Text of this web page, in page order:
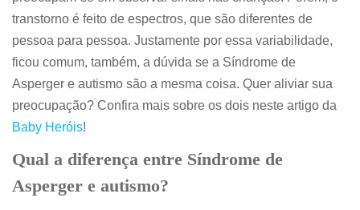
transtorno é feito de espectros, que são diferentes de
pessoa para pessoa. Justamente por essa variabilidade,
ficou comum, também, a dúvida se a Síndrome de
Asperger e autismo são a mesma coisa. Quer aliviar sua
preocupação? Confira mais sobre os dois neste artigo da
Baby Heróis!
Qual a diferença entre Síndrome de
Asperger e autismo?